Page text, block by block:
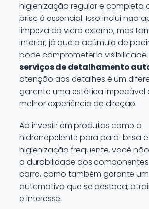
higienização regular e completa
brisa é essencial. Isso inclui não
limpeza do vidro externo, mas
interior, já que o acúmulo de
pode comprometer a visibilidade.
serviços de detalhamento
atenção aos detalhes é um
garante uma estética impecável
melhor experiência de direção.
Ao investir em produtos como o
hidrorrepelente para para-brisa
higienização frequente, você
a durabilidade dos
carro, como também garante
automotiva que se destaca,
e interesse.